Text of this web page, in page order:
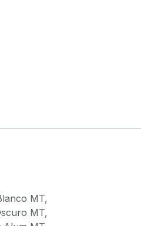
MT,
MT,